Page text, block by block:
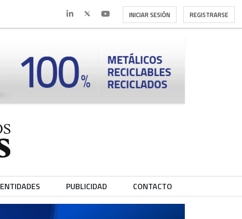
INICIAR SESIÓN REGISTRARSE
ENTIDADES PUBLICIDAD CONTACTO